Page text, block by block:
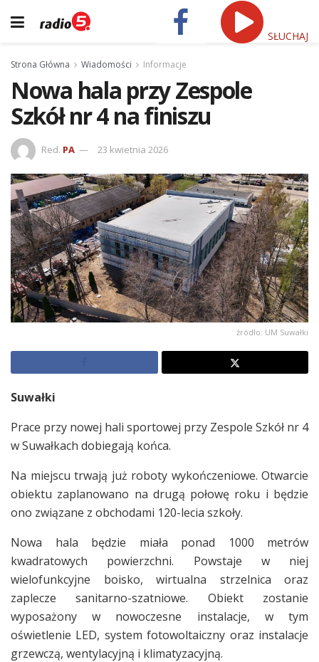
SŁUCHAJ
Strona Główna Wiadomości Informacje
Nowa hala przy Zespole
Szkół nr 4 na finiszu
Red. PA 23 kwietnia 2026
źródło: UM Suwałki
Suwałki
Prace przy nowej hali sportowej przy Zespole Szkół nr 4
w Suwałkach dobiegają końca.
Na miejscu trwają już roboty wykończeniowe. Otwarcie
obiektu zaplanowano na drugą połowę roku i będzie
ono związane z obchodami 120-lecia szkoły.
Nowa hala będzie miała ponad 1000 metrów
kwadratowych powierzchni. Powstaje w niej
wielofunkcyjne boisko, wirtualna strzelnica oraz
zaplecze sanitarno-szatniowe. Obiekt zostanie
wyposażony w nowoczesne instalacje, w tym
oświetlenie LED, system fotowoltaiczny oraz instalacje
grzewczą, wentylacyjną i klimatyzacyjną.